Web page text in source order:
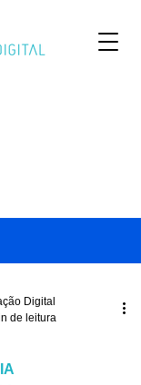
Digital
de leitura